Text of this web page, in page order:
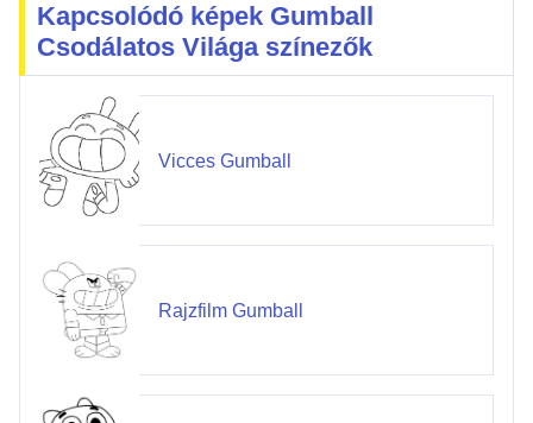
Kapcsolódó képek Gumball
Csodálatos Világa színezők
Vicces Gumball
Rajzfilm Gumball